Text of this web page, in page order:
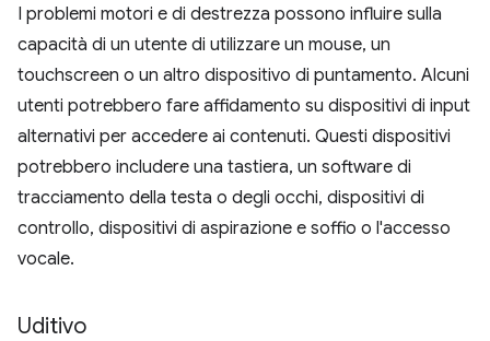
I problemi motori e di destrezza possono influire sulla
capacità di un utente di utilizzare un mouse, un
touchscreen o un altro dispositivo di puntamento. Alcuni
utenti potrebbero fare affidamento su dispositivi di input
alternativi per accedere ai contenuti. Questi dispositivi
potrebbero includere una tastiera, un software di
tracciamento della testa o degli occhi, dispositivi di
controllo, dispositivi di aspirazione e soffio o l'accesso
vocale.
Uditivo